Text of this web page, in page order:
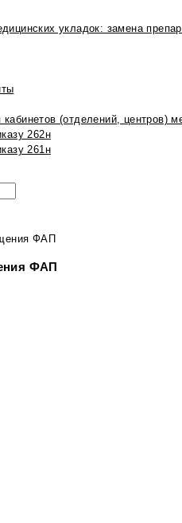
укладок: замена
(отделений, центров)
262н
261н
ФАП
ФАП